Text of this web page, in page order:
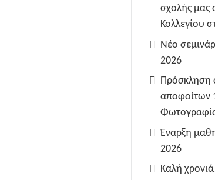
σχολής μας
Κολλεγίου
Νέο
2026
Πρόσκληση
αποφοίτων
Έναρξη
2026
Καλή